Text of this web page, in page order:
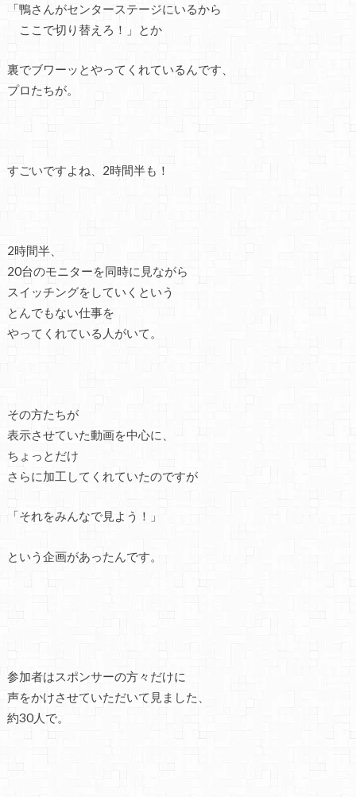
「鴨さんがセンターステージにいるから
ここで切り替えろ！」とか
裏でブワーッとやってくれているんです、
プロたちが。
すごいですよね、2時間半も！
2時間半、
20台のモニターを同時に見ながら
スイッチングをしていくという
とんでもない仕事を
やってくれている人がいて。
その方たちが
表示させていた動画を中心に、
ちょっとだけ
さらに加工してくれていたのですが
「それをみんなで見よう！」
という企画があったんです。
参加者はスポンサーの方々だけに
声をかけさせていただいて見ました、
約30人で。